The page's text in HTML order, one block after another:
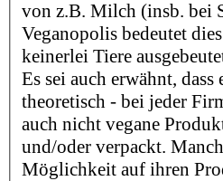
von z.B. Milch (insb. bei
Veganopolis bedeutet
keinerlei Tiere
Es sei auch erwähnt,
theoretisch - bei jeder
auch nicht vegane
und/oder verpackt.
Möglichkeit auf ihren